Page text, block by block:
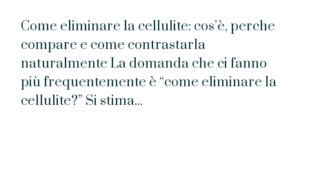
Come eliminare la cellulite: cos’è, perche
compare e come contrastarla
naturalmente La domanda che ci fanno
più frequentemente è “come eliminare la
cellulite?” Si stima...